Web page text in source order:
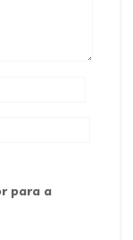
para a